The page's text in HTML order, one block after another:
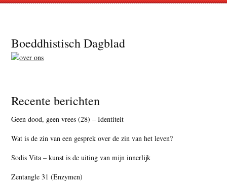
Footer
Boeddhistisch Dagblad
Recente berichten
Geen dood, geen vrees (28) – Identiteit
Wat is de zin van een gesprek over de zin van het leven?
Sodis Vita – kunst is de uiting van mijn innerlijk
Zentangle 31 (Enzymen)